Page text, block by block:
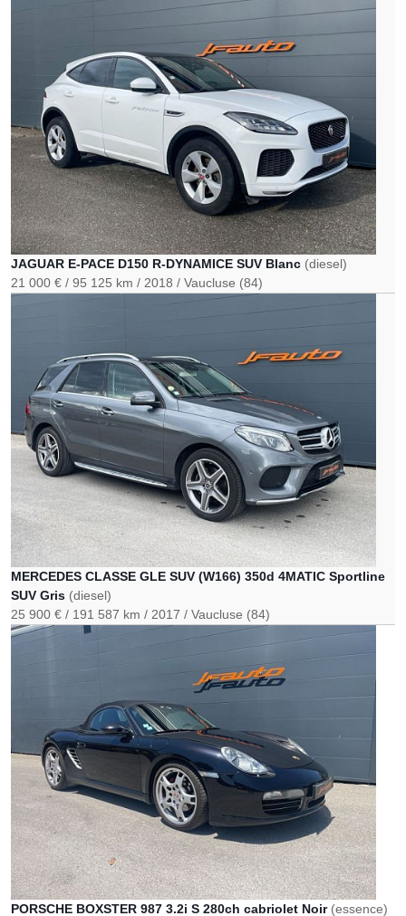
JAGUAR E-PACE D150 R-DYNAMICE SUV Blanc (diesel)
21 000 €
95 125 km 2018 Vaucluse (84)
MERCEDES CLASSE GLE SUV (W166) 350d 4MATIC Sportline
SUV Gris (diesel)
25 900 €
191 587 km 2017 Vaucluse (84)
PORSCHE BOXSTER 987 3.2i S 280ch cabriolet Noir(essence)